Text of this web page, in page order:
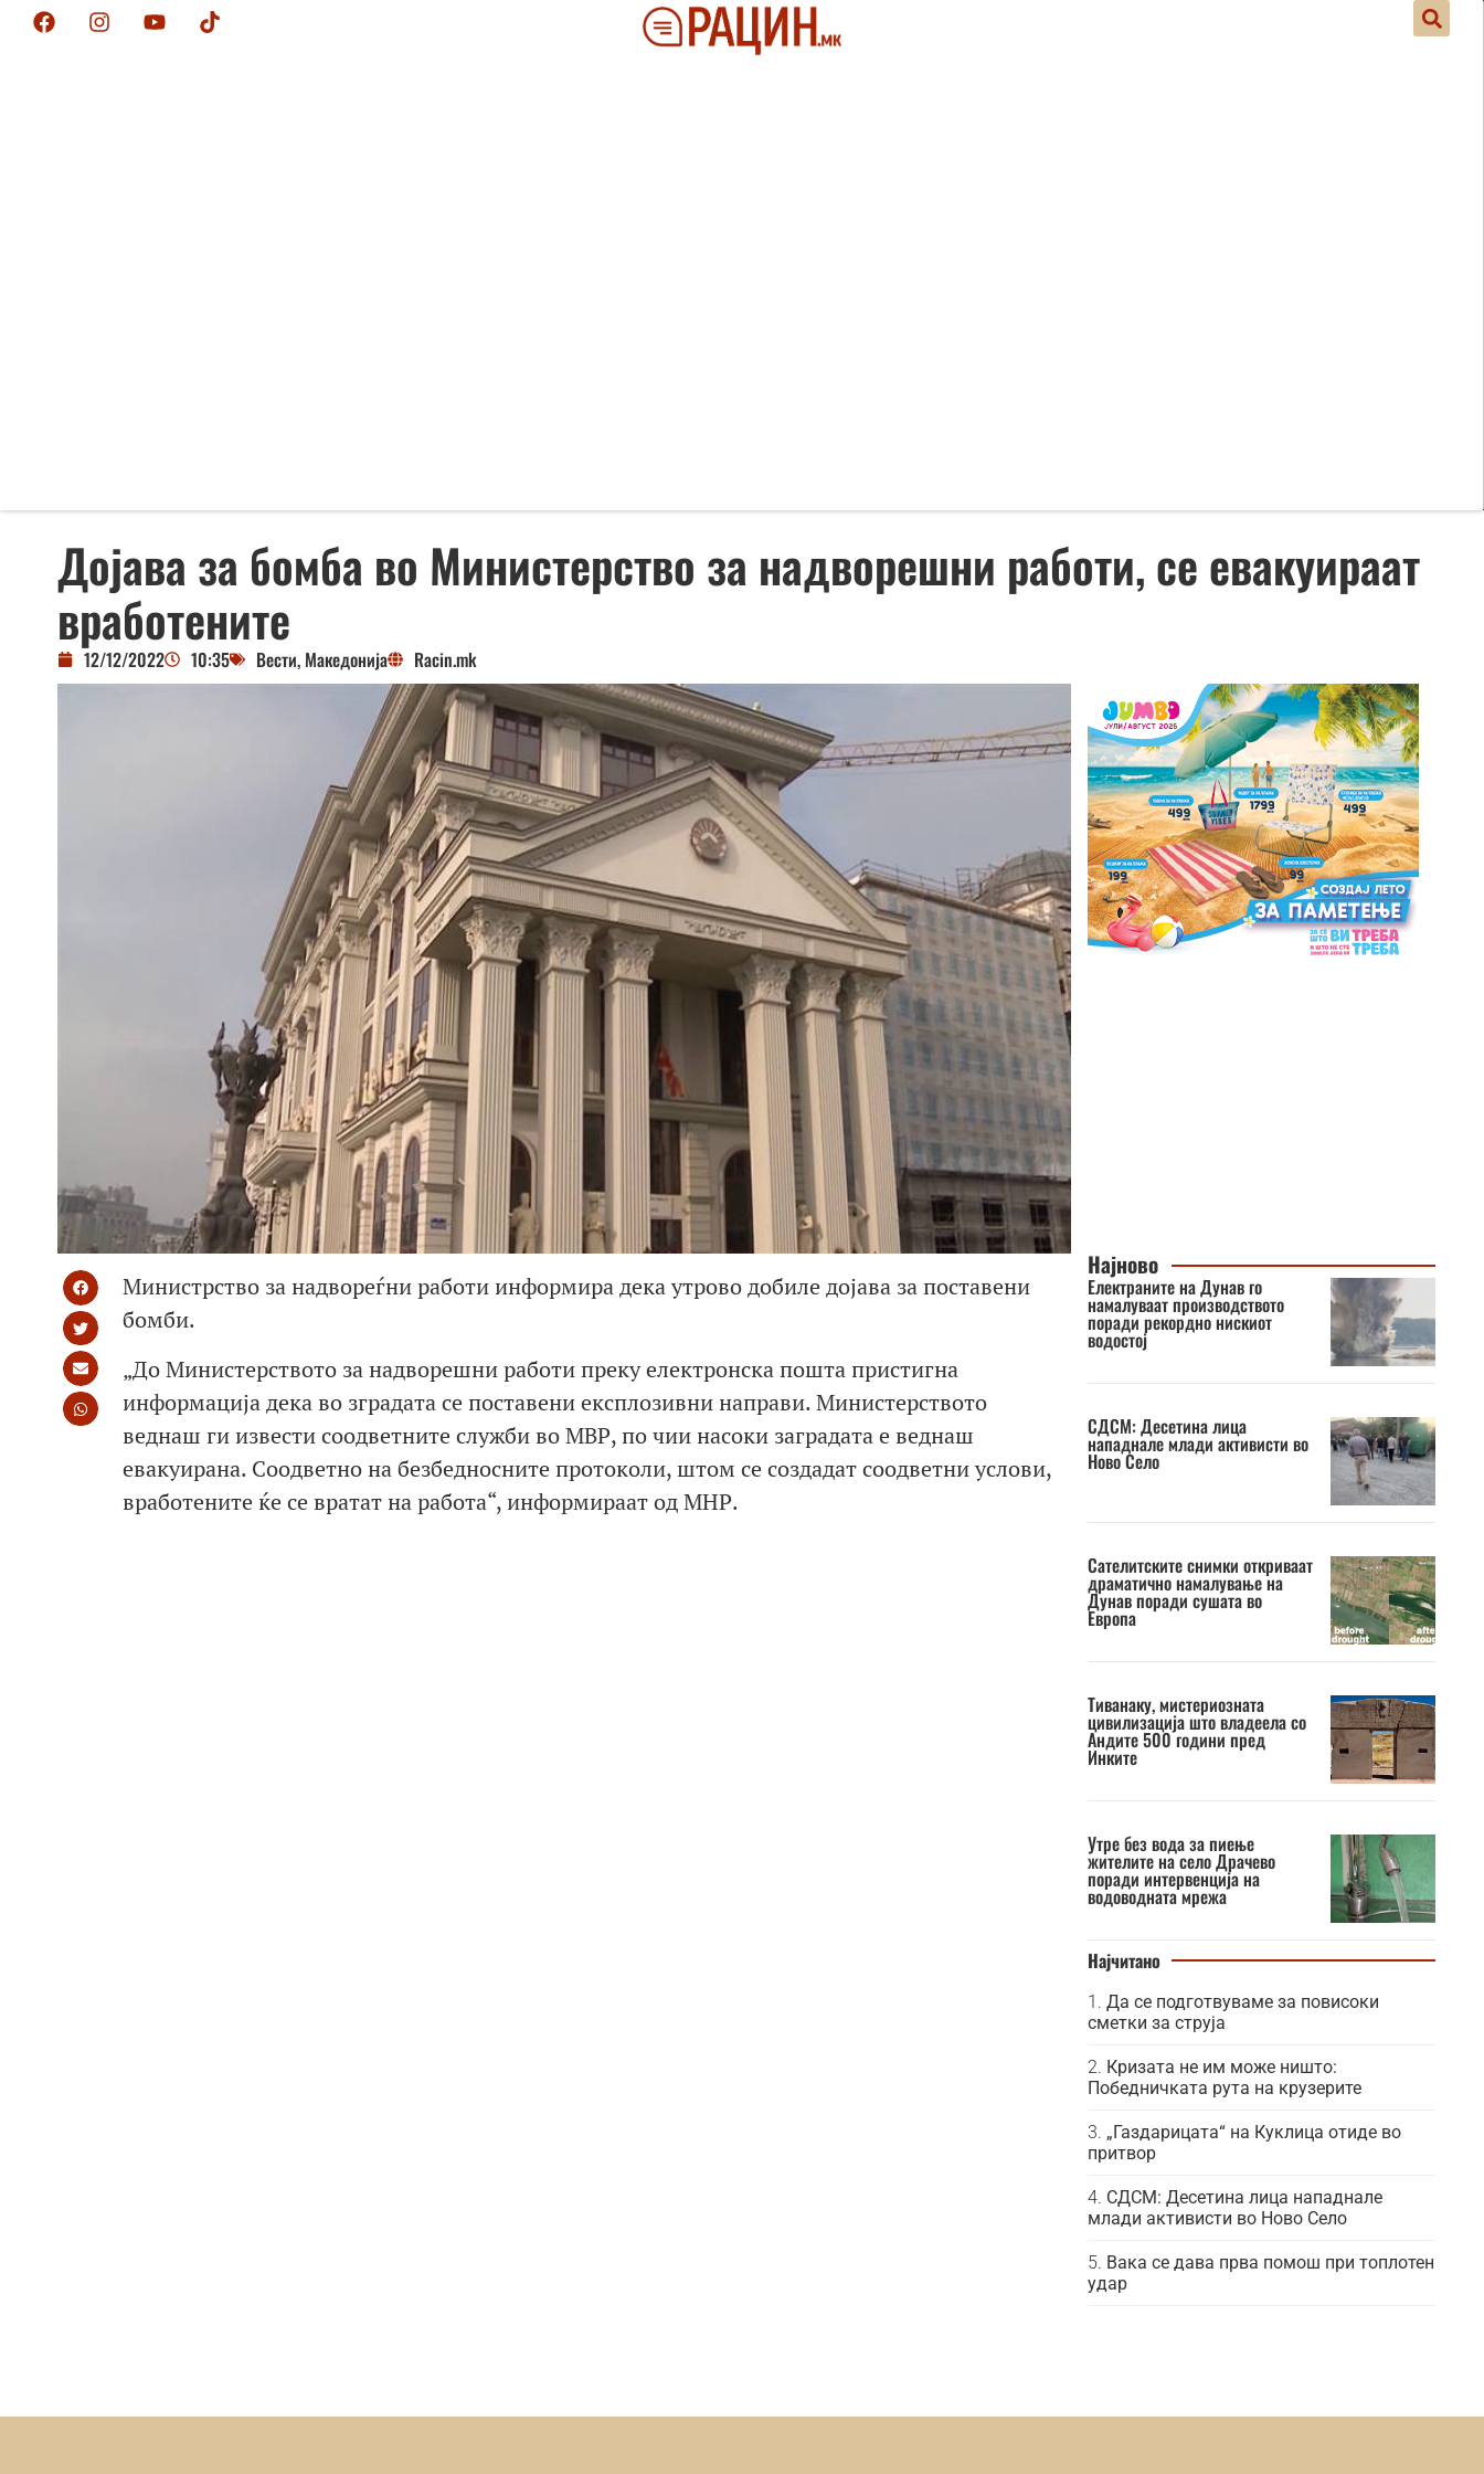
Дојава за бомба во Министерство за надворешни работи, се евакуираат
вработените
12/12/2022 10:35 Вести, Македонија Racin.mk
Министрство за надвореѓни работи информира дека утрово добиле дојава за поставени
бомби.
„До Министерството за надворешни работи преку електронска пошта пристигна
информација дека во зградата се поставени експлозивни направи. Министерството
веднаш ги извести соодветните служби во МВР, по чии насоки заградата е веднаш
евакуирана. Соодветно на безбедносните протоколи, штом се создадат соодветни услови,
вработените ќе се вратат на работа“, информираат од МНР.
Најново
Електраните на Дунав го
намалуваат производството
поради рекордно нискиот
водостој
СДСМ: Десетина лица
нападнале млади активисти во
Ново Село
Сателитските снимки откриваат
драматично намалување на
Дунав поради сушата во
Европа
Тиванаку, мистериозната
цивилизација што владеела со
Андите 500 години пред
Инките
Утре без вода за пиење
жителите на село Драчево
поради интервенција на
водоводната мрежа
Најчитано
Да се подготвуваме за повисоки
сметки за струја
Кризата не им може ништо:
Победничката рута на крузерите
„Газдарицата“ на Куклица отиде во
притвор
СДСМ: Десетина лица нападнале
млади активисти во Ново Село
Вака се дава прва помош при топлотен
удар